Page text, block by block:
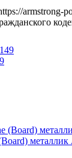
armstrong-
металлик